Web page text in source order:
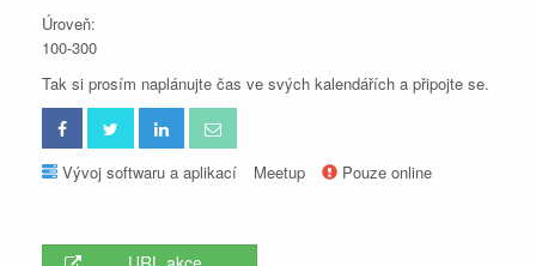
Úroveň:
100-300
Tak si prosím naplánujte čas ve svých kalendářích a připojte se.
Vývoj softwaru a aplikací Meetup Pouze online